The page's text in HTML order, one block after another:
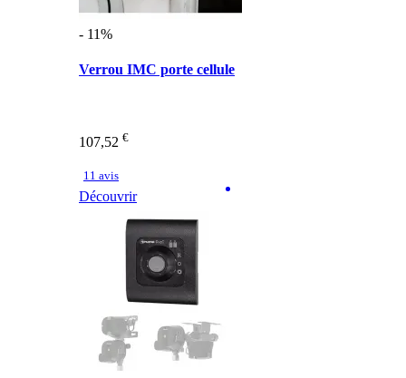
- 11%
Verrou IMC porte cellule
107,52 €
11 avis
Découvrir